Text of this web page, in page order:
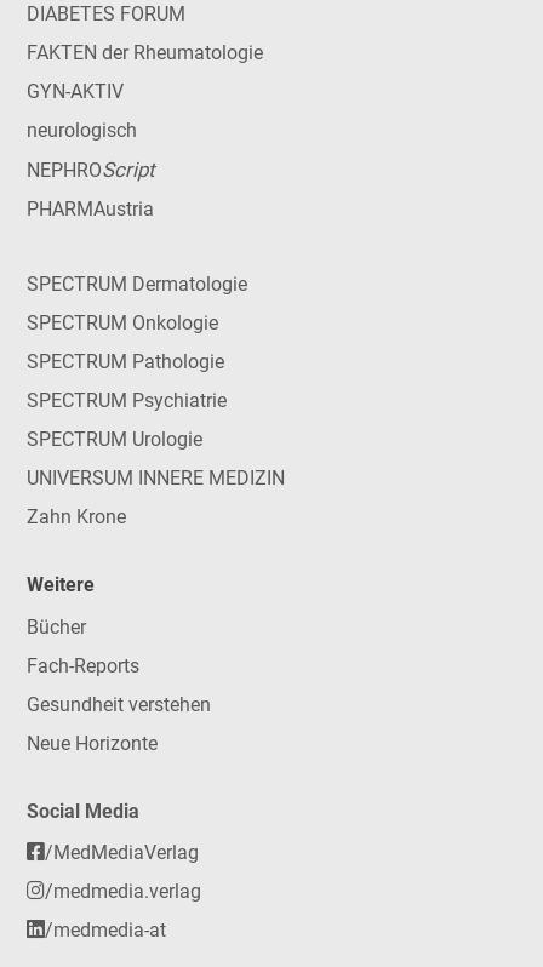
DIABETES FORUM
FAKTEN der Rheumatologie
GYN-AKTIV
neurologisch
NEPHROScript
PHARMAustria
SPECTRUM Dermatologie
SPECTRUM Onkologie
SPECTRUM Pathologie
SPECTRUM Psychiatrie
SPECTRUM Urologie
UNIVERSUM INNERE MEDIZIN
Zahn Krone
Weitere
Bücher
Fach-Reports
Gesundheit verstehen
Neue Horizonte
Social Media
/MedMediaVerlag
/medmedia.verlag
/medmedia-at